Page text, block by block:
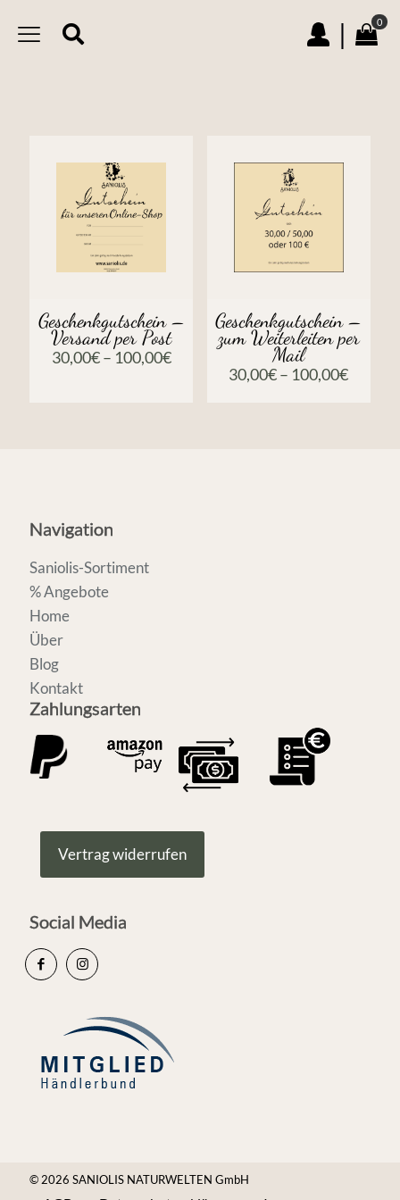
| 0
Geschenkgutschein –
Versand per Post
30,00€– 100,00€
Geschenkgutschein –
zum Weiterleiten per
Mail
30,00€– 100,00€
Navigation
Saniolis-Sortiment
% Angebote
Home
Über
Blog
Kontakt
Zahlungsarten
Vertrag widerrufen
Social Media
© 2026 SANIOLIS NATURWELTEN GmbH